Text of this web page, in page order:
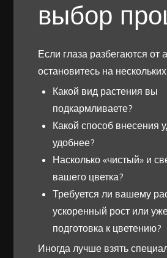
выбор
Если глаза разбегаются от
остановитесь на
Какой вид растения вы
подкармливаете?
Какой способ внесения
удобнее?
Насколько «чистый» и
вашего цветка?
Требуется ли вашему
ускоренный рост или
подготовка к цветению?
Иногда лучше взять